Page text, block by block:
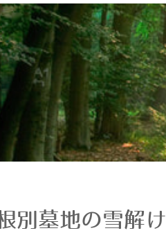
別墓地の雪解け